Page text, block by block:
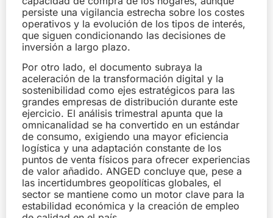
persiste una vigilancia estrecha sobre los costes
operativos y la evolución de los tipos de interés,
que siguen condicionando las decisiones de
inversión a largo plazo.
Por otro lado, el documento subraya la
aceleración de la transformación digital y la
sostenibilidad como ejes estratégicos para las
grandes empresas de distribución durante este
ejercicio. El análisis trimestral apunta que la
omnicanalidad se ha convertido en un estándar
de consumo, exigiendo una mayor eficiencia
logística y una adaptación constante de los
puntos de venta físicos para ofrecer experiencias
de valor añadido. ANGED concluye que, pese a
las incertidumbres geopolíticas globales, el
sector se mantiene como un motor clave para la
estabilidad económica y la creación de empleo